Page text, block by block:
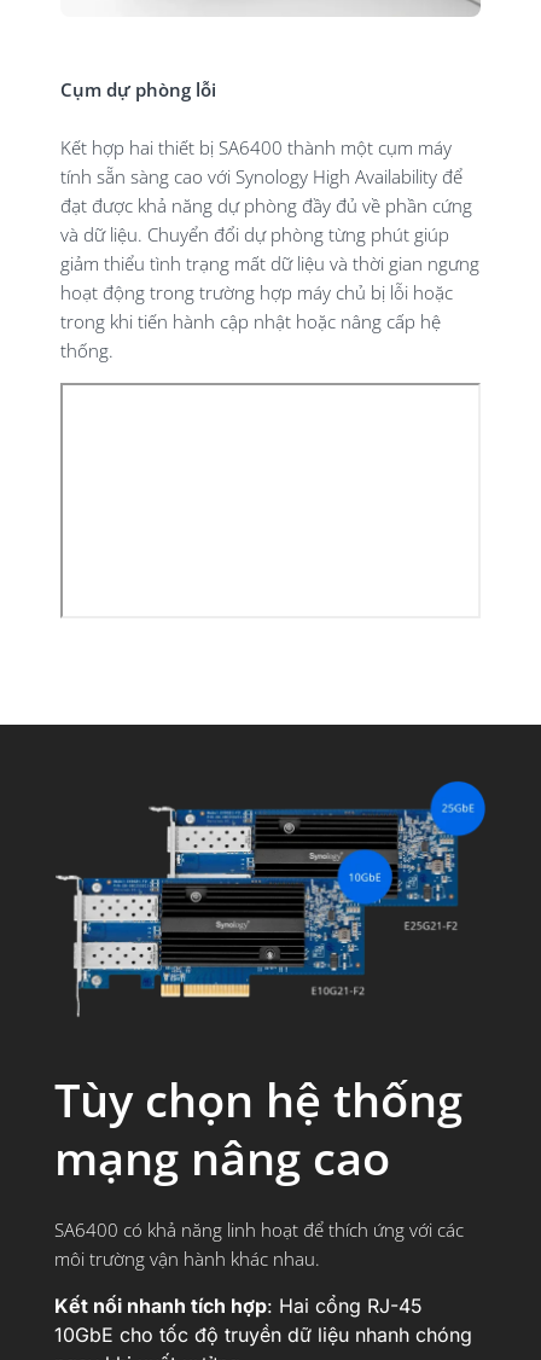
Cụm dự phòng lỗi
Kết hợp hai thiết bị SA6400 thành một cụm máy
tính sẵn sàng cao với Synology High Availability để
đạt được khả năng dự phòng đầy đủ về phần cứng
và dữ liệu. Chuyển đổi dự phòng từng phút giúp
giảm thiểu tình trạng mất dữ liệu và thời gian ngưng
hoạt động trong trường hợp máy chủ bị lỗi hoặc
trong khi tiến hành cập nhật hoặc nâng cấp hệ
thống.
Tùy chọn hệ thống
mạng nâng cao
SA6400 có khả năng linh hoạt để thích ứng với các
môi trường vận hành khác nhau.
Kết nối nhanh tích hợp: Hai cổng RJ-45
10GbE cho tốc độ truyền dữ liệu nhanh chóng